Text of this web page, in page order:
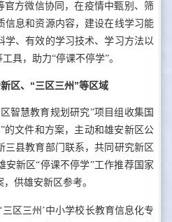
官方微信协同，在疫情中甄别、筛
信息和资源内容，建设在线学习能
学、有效的学习技术、学习方法以
具，助力“停课不停学”。
区、“三区三州”等区域
智慧教育规划研究”项目组收集国
的文件和方案，主动和雄安新区公
三县教育部门联系，共同研究新区
安新区“停课不停学”工作推荐国家
供雄安新区参考。
三区三州’中小学校长教育信息化专